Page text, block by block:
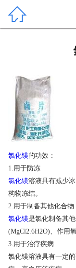

氯化镁的功效：
1.用于防冻
氯化镁溶液具有减少
构物冻结。
2.用于制备其他化合物
氯化镁是氯化制备其
(MgCl2.6H2O)、作用
3.用于治疗疾病
氯化镁溶液具有一定